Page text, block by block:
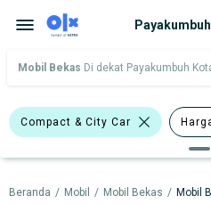
Mobil Bekas Di dekat Payakumbuh
Compact & City Car
Merek Dan Model Tahun
Tipe Bodi Tipe
Beranda / Mobil / Mobil Bekas / Mobil